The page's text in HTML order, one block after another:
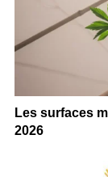
Les surfaces
2026